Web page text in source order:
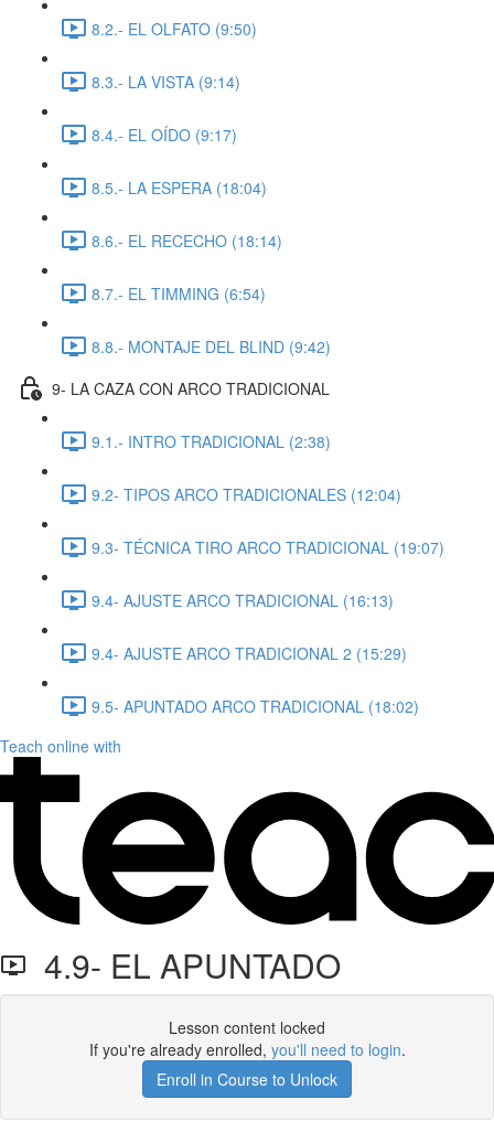
8.2.- EL OLFATO (9:50)
8.3.- LA VISTA (9:14)
8.4.- EL OÍDO (9:17)
8.5.- LA ESPERA (18:04)
8.6.- EL RECECHO (18:14)
8.7.- EL TIMMING (6:54)
8.8.- MONTAJE DEL BLIND (9:42)
9- LA CAZA CON ARCO TRADICIONAL
9.1.- INTRO TRADICIONAL (2:38)
9.2- TIPOS ARCO TRADICIONALES (12:04)
9.3- TÉCNICA TIRO ARCO TRADICIONAL (19:07)
9.4- AJUSTE ARCO TRADICIONAL (16:13)
9.4- AJUSTE ARCO TRADICIONAL 2 (15:29)
9.5- APUNTADO ARCO TRADICIONAL (18:02)
Teach online with
4.9- EL APUNTADO
Lesson content locked
If you're already enrolled, you'll need to login.
Enroll in Course to Unlock